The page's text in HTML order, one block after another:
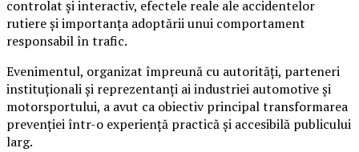
controlat și interactiv, efectele reale ale accidentelor
rutiere și importanța adoptării unui comportament
responsabil în trafic.
Evenimentul, organizat împreună cu autorități, parteneri
instituționali și reprezentanți ai industriei automotive și
motorsportului, a avut ca obiectiv principal transformarea
prevenției într-o experiență practică și accesibilă publicului
larg.